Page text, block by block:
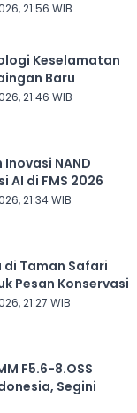
21:56 WIB
Keselamatan
Baru
21:46 WIB
NAND
AI di FMS 2026
21:34 WIB
Taman Safari
Pesan Konservasi
21:27 WIB
F5.6-8.OSS
Segini